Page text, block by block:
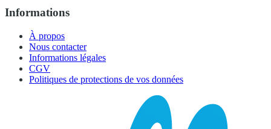
Informations
À propos
Nous contacter
Informations légales
CGV
Politiques de protections de vos données